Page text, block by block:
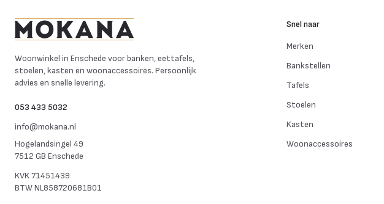
Woonwinkel in Enschede voor banken, eettafels,
stoelen, kasten en woonaccessoires. Persoonlijk
advies en snelle levering.
053 433 5032
info@mokana.nl
Hogelandsingel 49
7512 GB Enschede
KVK71451439
BTWNL858720681B01
Snel naar
Merken
Bankstellen
Tafels
Stoelen
Kasten
Woonaccessoires